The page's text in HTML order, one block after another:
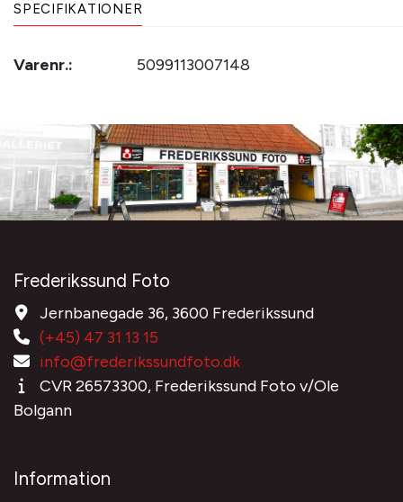
SPECIFIKATIONER
Varenr.: 5099113007148
Frederikssund Foto
Jernbanegade 36, 3600 Frederikssund
(+45) 47 31 13 15
info@frederikssundfoto.dk
CVR 26573300, Frederikssund Foto v/Ole
Bolgann
Information